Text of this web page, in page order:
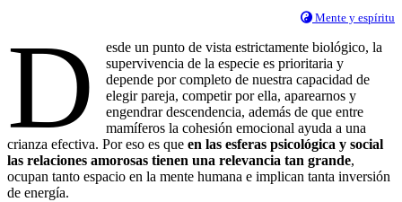
Mente y espíritu
D
esde un punto de vista estrictamente biológico, la
supervivencia de la especie es prioritaria y
depende por completo de nuestra capacidad de
elegir pareja, competir por ella, aparearnos y
engendrar descendencia, además de que entre
mamíferos la cohesión emocional ayuda a una
crianza efectiva. Por eso es que en las esferas psicológica y social
las relaciones amorosas tienen una relevancia tan grande,
ocupan tanto espacio en la mente humana e implican tanta inversión
de energía.